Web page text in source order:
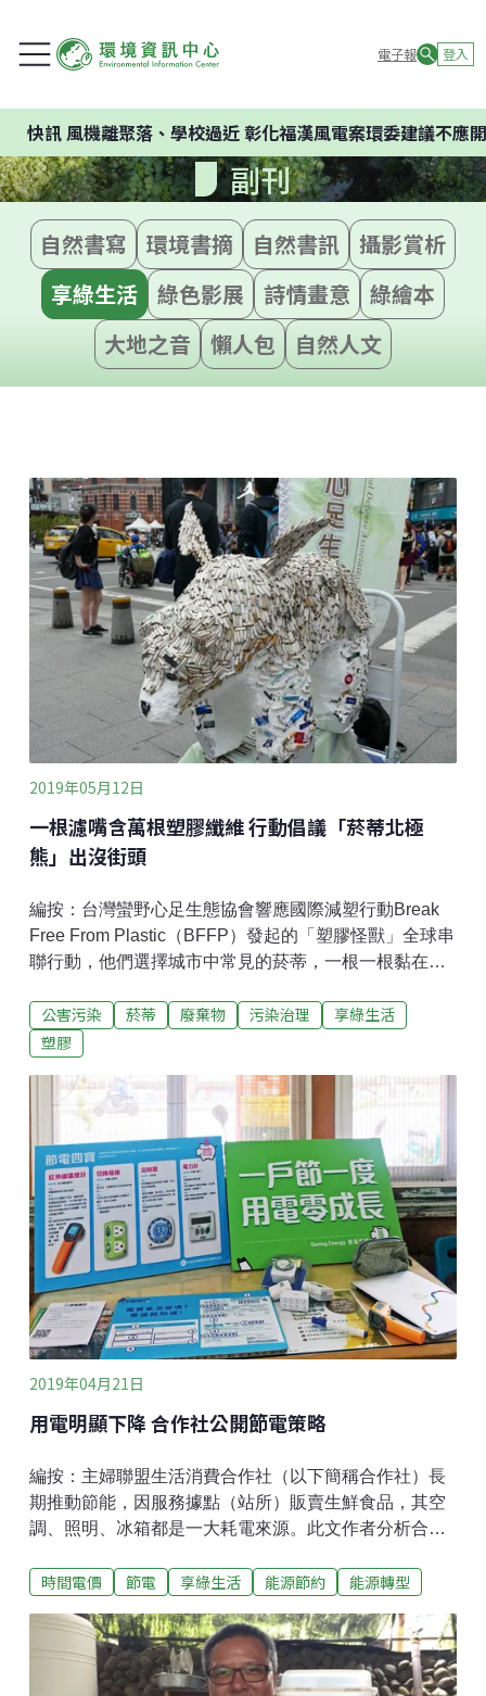
電子報 登入
機離聚落、學校過近 彰化福漢風電案環委建議不應開發
副刊
自然書寫 環境書摘 自然書訊
攝影賞析
享綠生活
綠色影展 詩情畫意
綠繪本
大地之音
懶人包 自然人文
2019年05月12日
一根濾嘴含萬根塑膠纖維 行動倡議「菸蒂北極
熊」出沒街頭
編按：台灣蠻野心足生態協會響應國際減塑行動Break
Free From Plastic（BFFP）發起的「塑膠怪獸」全球串
聯行動，他們選擇城市中常見的菸蒂，一根一根黏在回
醒民眾香菸就是塑膠，作為石化產業鏈一環的塑膠產
業，正加劇氣候變遷。在1928年，匈牙利的Boris Aivaz
份；在這之前香菸是沒有濾嘴的。自此之後從1950年代
不到1%的市售香菸有濾嘴，到現今超過98%的市售香菸
都含有濾嘴。同時自石化產業興起後，現今的盒裝香菸
之濾嘴幾乎全是一種叫作「醋酸纖維」的塑膠所組成，
每根濾嘴大約含有一萬兩千根塑膠纖維。最常見的街道
垃圾 菸屁股12年才分解2010年的一項報告指出，全球
一年被亂丟的菸蒂大約有4.5兆根。去年8月，美國環
保組織的民調指出，有八成左右民眾不認為菸屁股算
「垃圾」，因為由醋酸
公害污染 菸蒂 廢棄物 污染治理
享綠生活
塑膠
2019年04月21日
用電明顯下降 合作社公開節電策略
編按：主婦聯盟生活消費合作社（以下簡稱合作社）長
期推動節能，因服務據點（站所）販賣生鮮食品，其空
調、照明、冰箱都是一大耗電來源。此文作者分析合作
分享合作社的節電方法。從台電資料顯示，台灣推廣節
1.34%1，增加了27.9億度用電。雖然工業部門成長幅度
較高，但一般用電量也不容小覷。回過頭來看，合作社
不斷力行節電，2018年更推出節電撲滿活動獲得熱烈迴
時間電價 節電 享綠生活 能源節約 能源轉型